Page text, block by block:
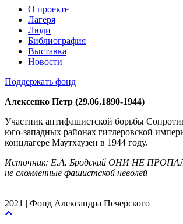
О проекте
Лагеря
Люди
Библиография
Выставка
Новости
Поддержать фонд
Алексенко Петр (29.06.1890-1944)
Участник антифашистской борьбы
юго-западных районах гитлеровской
концлагере Маутхаузен в 1944 году.
Источник: Е.А. Бродский ОНИ НЕ
не сломленные фашистской неволей
2021 | Фонд Александра Печерского